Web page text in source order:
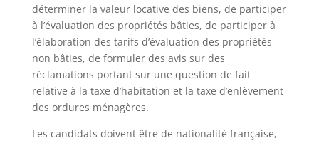
déterminer la valeur locative des biens, de participer
à l’évaluation des propriétés bâties, de participer à
l’élaboration des tarifs d’évaluation des propriétés
non bâties, de formuler des avis sur des
réclamations portant sur une question de fait
relative à la taxe d’habitation et la taxe d’enlèvement
des ordures ménagères.
Les candidats doivent être de nationalité française,